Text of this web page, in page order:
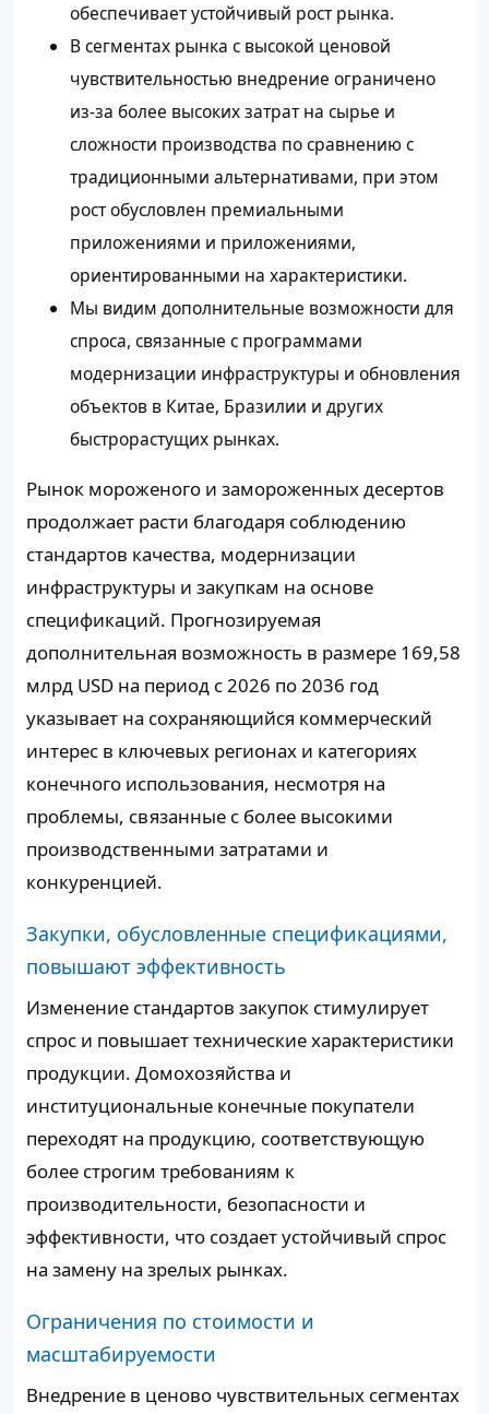
обеспечивает устойчивый рост рынка.
В сегментах рынка с высокой ценовой
чувствительностью внедрение ограничено
из-за более высоких затрат на сырье и
сложности производства по сравнению с
традиционными альтернативами, при этом
рост обусловлен премиальными
приложениями и приложениями,
ориентированными на характеристики.
Мы видим дополнительные возможности для
спроса, связанные с программами
модернизации инфраструктуры и обновления
объектов в Китае, Бразилии и других
быстрорастущих рынках.
Рынок мороженого и замороженных десертов
продолжает расти благодаря соблюдению
стандартов качества, модернизации
инфраструктуры и закупкам на основе
спецификаций. Прогнозируемая
дополнительная возможность в размере 169,58
млрд USD на период с 2026 по 2036 год
указывает на сохраняющийся коммерческий
интерес в ключевых регионах и категориях
конечного использования, несмотря на
проблемы, связанные с более высокими
производственными затратами и
конкуренцией.
Закупки, обусловленные спецификациями,
повышают эффективность
Изменение стандартов закупок стимулирует
спрос и повышает технические характеристики
продукции. Домохозяйства и
институциональные конечные покупатели
переходят на продукцию, соответствующую
более строгим требованиям к
производительности, безопасности и
эффективности, что создает устойчивый спрос
на замену на зрелых рынках.
Ограничения по стоимости и
масштабируемости
Внедрение в ценово чувствительных сегментах